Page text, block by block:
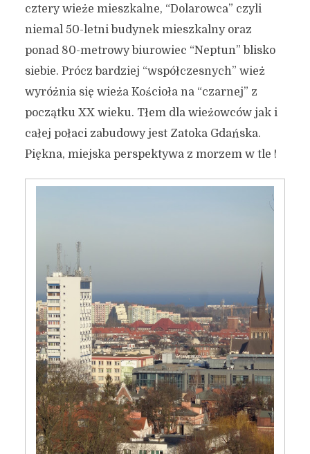
cztery wieże mieszkalne, “Dolarowca” czyli
niemal 50-letni budynek mieszkalny oraz
ponad 80-metrowy biurowiec “Neptun” blisko
siebie. Prócz bardziej “współczesnych” wież
wyróżnia się wieża Kościoła na “czarnej” z
początku XX wieku. Tłem dla wieżowców jak i
całej połaci zabudowy jest Zatoka Gdańska.
Piękna, miejska perspektywa z morzem w tle !